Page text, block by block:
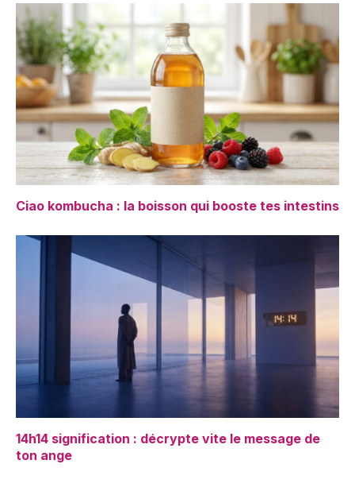
Ciao kombucha : la boisson qui booste tes intestins
14h14 signification : décrypte vite le message de
ton ange